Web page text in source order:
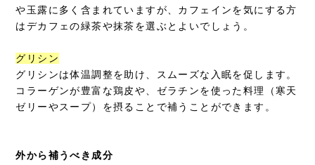
や玉露に多く含まれていますが、カフェインを気にする方
はデカフェの緑茶や抹茶を選ぶとよいでしょう。
グリシン
グリシンは体温調整を助け、スムーズな入眠を促します。
コラーゲンが豊富な鶏皮や、ゼラチンを使った料理（寒天
ゼリーやスープ）を摂ることで補うことができます。
外から補うべき成分